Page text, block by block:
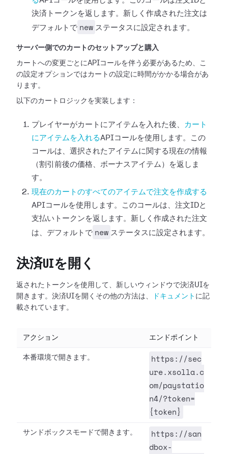
決済トークンを返します。新しく作成された注文は
デフォルトで new ステータスに設定されます。
サーバー側でのカートのセットアップと購入
カートへの変更ごとにAPIコールを伴う必要があるため、こ
の設定オプションではカートの設定に時間がかかる場合があ
ります。
以下のカートロジックを実装します：
プレイヤーがカートにアイテムを入れた後、
カート
にアイテムを入れるAPIコールを使用します。この
コールは、選択されたアイテムに関する現在の情報
（割引前後の価格、ボーナスアイテム）を返しま
す。
現在のカートのすべてのアイテムで注文を作成する
APIコールを使用します。このコールは、注文IDと
支払いトークンを返します。新しく作成された注文
は、デフォルトで new ステータスに設定されます。
決済UIを開く
返されたトークンを使用して、新しいウィンドウで決済UIを
開きます。決済UIを開くその他の方法は、
ドキュメント に記
載されています。
アクション エンドポイント
本番環境で開きます。
https://sec
ure.xsolla.c
om/paystatio
n4/?token=
{token}
サンドボックスモードで開きます。
https://san
dbox-